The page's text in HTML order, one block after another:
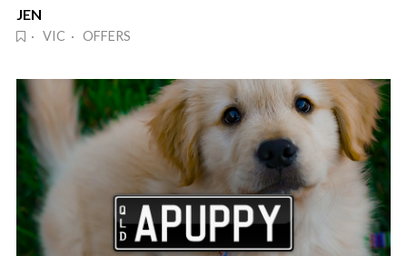
JEN
· VIC · OFFERS